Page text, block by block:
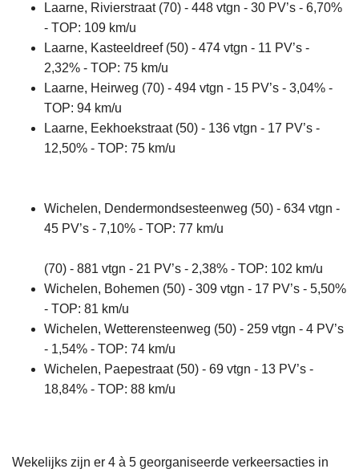
Laarne, Rivierstraat (70) - 448 vtgn - 30 PV’s - 6,70%
- TOP: 109 km/u
Laarne, Kasteeldreef (50) - 474 vtgn - 11 PV’s -
2,32% - TOP: 75 km/u
Laarne, Heirweg (70) - 494 vtgn - 15 PV’s - 3,04% -
TOP: 94 km/u
Laarne, Eekhoekstraat (50) - 136 vtgn - 17 PV’s -
12,50% - TOP: 75 km/u
Wichelen, Dendermondsesteenweg (50) - 634 vtgn -
45 PV’s - 7,10% - TOP: 77 km/u
(70) - 881 vtgn - 21 PV’s - 2,38% - TOP: 102 km/u
Wichelen, Bohemen (50) - 309 vtgn - 17 PV’s - 5,50%
- TOP: 81 km/u
Wichelen, Wetterensteenweg (50) - 259 vtgn - 4 PV’s
- 1,54% - TOP: 74 km/u
Wichelen, Paepestraat (50) - 69 vtgn - 13 PV’s -
18,84% - TOP: 88 km/u
Wekelijks zijn er 4 à 5 georganiseerde verkeersacties in